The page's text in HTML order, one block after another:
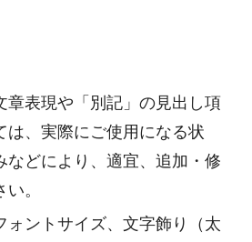
章表現や「別記」の見出し項
は、実際にご使用になる状
などにより、適宜、追加・修
。
ォントサイズ、文字飾り（太